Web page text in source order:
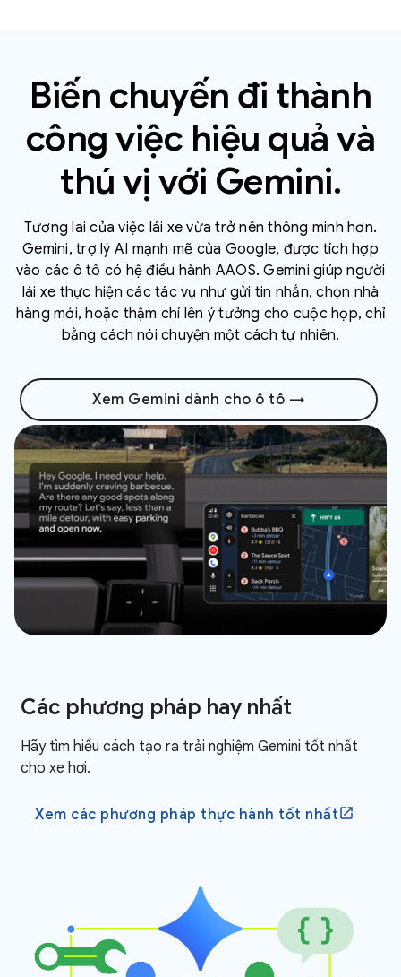
Biến chuyến đi thành
công việc hiệu quả và
thú vị với Gemini.
Tương lai của việc lái xe vừa trở nên thông minh hơn.
Gemini, trợ lý AI mạnh mẽ của Google, được tích hợp
vào các ô tô có hệ điều hành AAOS. Gemini giúp người
lái xe thực hiện các tác vụ như gửi tin nhắn, chọn nhà
hàng mới, hoặc thậm chí lên ý tưởng cho cuộc họp, chỉ
bằng cách nói chuyện một cách tự nhiên.
Xem Gemini dành cho ô tô →
Các phương pháp hay nhất
Hãy tìm hiểu cách tạo ra trải nghiệm Gemini tốt nhất
cho xe hơi.
Xem các phương pháp thực hành tốt nhất